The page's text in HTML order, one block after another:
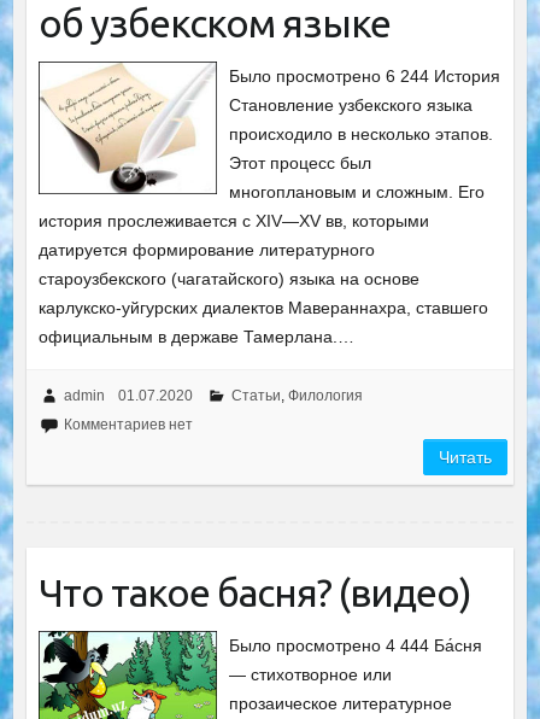
об узбекском языке
Было просмотрено 6 244 История
Становление узбекского языка
происходило в несколько этапов.
Этот процесс был
многоплановым и сложным. Его
история прослеживается с XIV—XV вв, которыми
датируется формирование литературного
староузбекского (чагатайского) языка на основе
карлукско-уйгурских диалектов Мавераннахра, ставшего
официальным в державе Тамерлана.…
admin 01.07.2020 Статьи, Филология
Комментариев нет
Читать
Что такое басня? (видео)
Было просмотрено 4 444 Ба́сня
— стихотворное или
прозаическое литературное